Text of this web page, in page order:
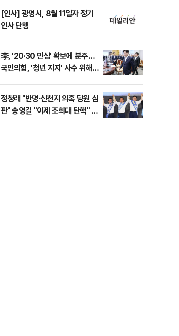
[인사] 광명시, 8월 11일자 정기
인사 단행
李, '20·30 민심' 확보에 분주…
국민의힘, '청년 지지' 사수 위해
정청래 "반명·신천지 의혹 당원 심
판" 송영길 "이제 조희대 탄핵" 김